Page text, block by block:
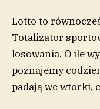
Lotto to
Totalizator
losowania. O ile
poznajemy
padają we wtorki,